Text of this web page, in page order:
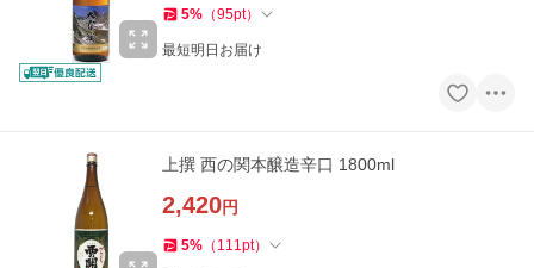
5% （95pt）
最短明日お届け
上撰 西の関本醸造辛口 1800ml
2,420円
5% （ 111pt）